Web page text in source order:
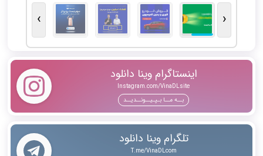
‹
›
اینستاگرام وینا دانلود
Instagram.com/VinaDLsite
بــه مــا بـپـیــونــدیــد
تلگرام وینا دانلود
T.me/VinaDLcom